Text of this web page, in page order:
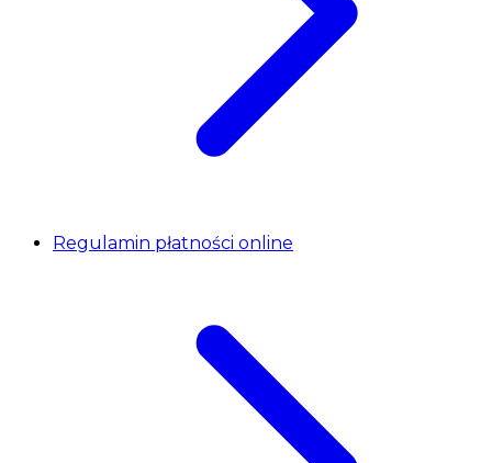
Regulamin płatności online